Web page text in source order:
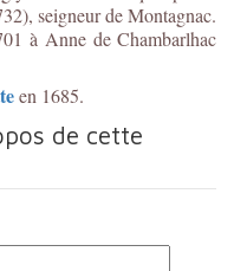
seigneur de Montagnac.
à Anne de Chambarlhac
en 1685.
de cette